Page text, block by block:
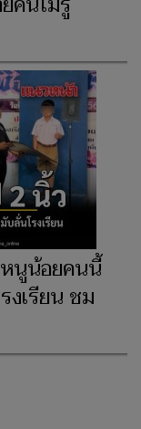
หนูน้อยคนนี้
งเรียน ชม